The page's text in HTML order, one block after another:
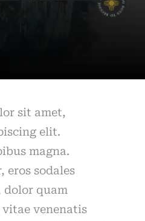
sit amet,
elit.
magna.
eros sodales
quam
venenatis